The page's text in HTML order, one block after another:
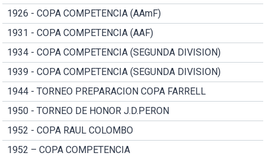
1926 - COPA COMPETENCIA (AAmF)
1931 - COPA COMPETENCIA (AAF)
1934 - COPA COMPETENCIA (SEGUNDA DIVISION)
1939 - COPA COMPETENCIA (SEGUNDA DIVISION)
1944 - TORNEO PREPARACION COPA FARRELL
1950 - TORNEO DE HONOR J.D.PERON
1952 - COPA RAUL COLOMBO
1952 – COPA COMPETENCIA